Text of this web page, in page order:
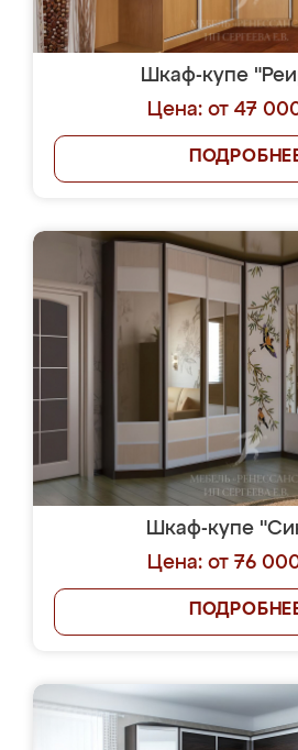
Шкаф-купе
Цена: от 47
Шкаф-купе
Цена: от 76